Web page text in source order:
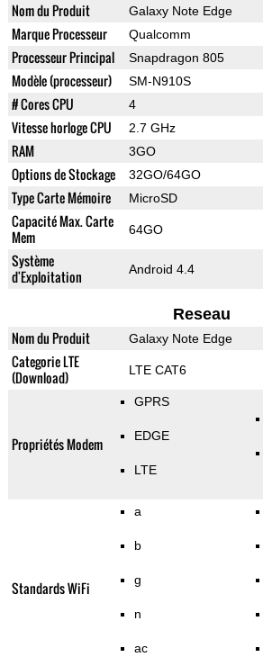
Nom du Produit Galaxy Note Edge
Marque Processeur Qualcomm
Processeur Principal Snapdragon 805
Modèle (processeur) SM-N910S
# Cores CPU 4
Vitesse horloge CPU 2.7 GHz
RAM 3GO
Options de Stockage 32GO/64GO
Type Carte Mémoire MicroSD
Capacité Max. Carte
Mem
64GO
Système
d'Exploitation
Android 4.4
Reseau
Nom du Produit Galaxy Note Edge
Categorie LTE
(Download)
LTE CAT6
Propriétés Modem
GPRS
EDGE
LTE
Standards WiFi
a
b
g
n
ac